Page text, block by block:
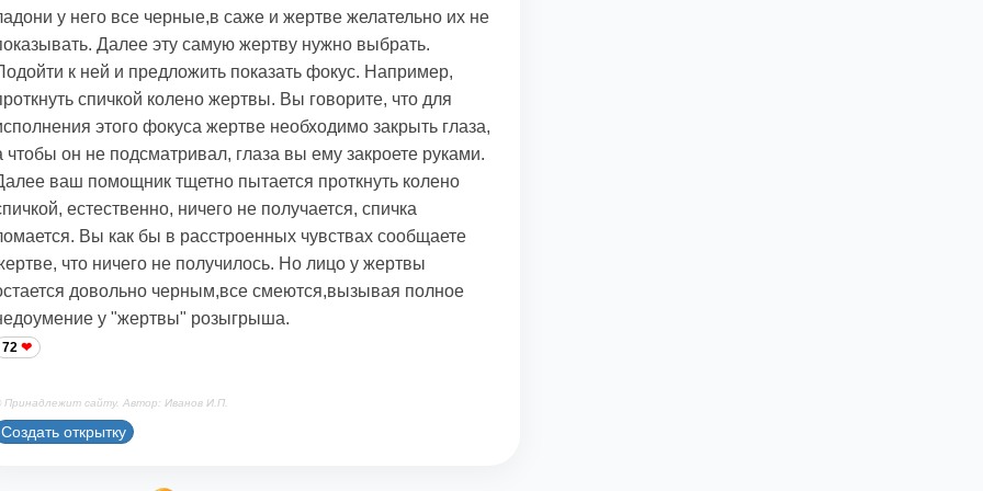
у него все черные,в саже и жертве желательно их не
Далее эту самую жертву нужно выбрать.
к ней и предложить показать фокус. Например,
спичкой колено жертвы. Вы говорите, что для
этого фокуса жертве необходимо закрыть глаза,
чтобы он не подсматривал, глаза вы ему закроете руками.
ваш помощник тщетно пытается проткнуть колено
естественно, ничего не получается, спичка
Вы как бы в расстроенных чувствах сообщаете
что ничего не получилось. Но лицо у жертвы
довольно черным,все смеются,вызывая полное
у "жертвы" розыгрыша.
72
Принадлежит сайту. Автор: Иванов И.П.
Создать открытку